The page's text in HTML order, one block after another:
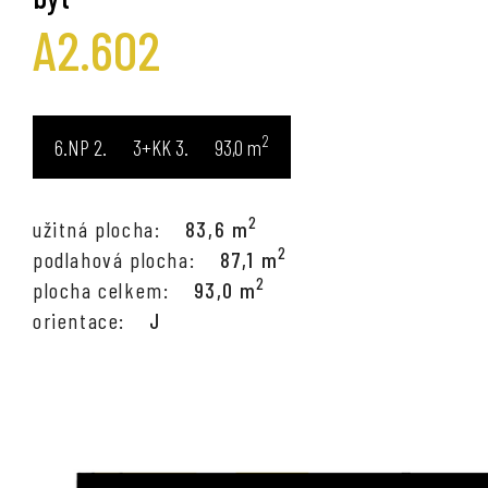
A2.602
6.NP 3+KK 93,0 m2
užitná plocha: 83,6 m2
podlahová plocha: 87,1 m2
plocha celkem: 93,0 m2
orientace: J